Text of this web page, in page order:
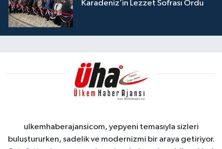
Karadeniz’in Lezzet Sofrası Ordu
ulkemhaberajansicom, yepyeni temasıyla sizleri
buluştururken, sadelik ve modernizmi bir araya getiriyor.